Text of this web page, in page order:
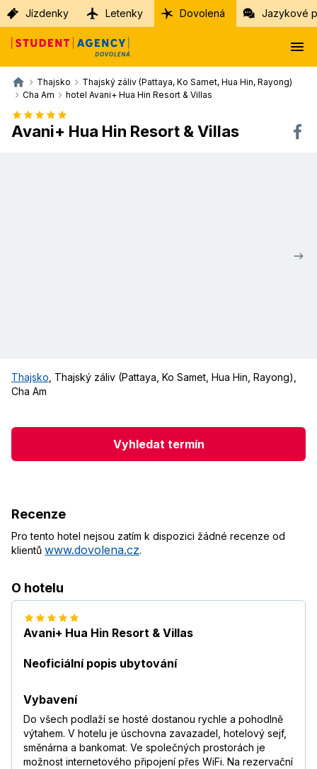
Jízdenky Letenky Dovolená Jazykové
Thajsko
Thajský záliv (Pattaya, Ko Samet, Hua Hin, Rayong)
Cha Am
hotel Avani+ Hua Hin Resort & Villas
Avani+ Hua Hin Resort & Villas
Thajsko Thajský záliv (Pattaya, Ko Samet, Hua Hin, Rayong)
Cha Am
Vyhledat termín
Recenze
Pro tento hotel nejsou zatím k dispozici žádné recenze od
klientů www.dovolena.cz.
O hotelu
Avani+ Hua Hin Resort & Villas
Neoficiální popis ubytování
Vybavení
Do všech podlaží se hosté dostanou rychle a pohodlně
výtahem. V hotelu je úschovna zavazadel, hotelový sejf,
směnárna a bankomat. Ve společných prostorách je
možnost internetového připojení přes WiFi. Na rezervační